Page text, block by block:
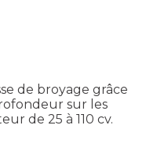
de broyage grâce
sur les
de 25 à 110 cv.